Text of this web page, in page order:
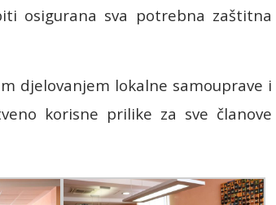
osigurana sva potrebna zaštitna
djelovanjem lokalne samouprave i
korisne prilike za sve članove